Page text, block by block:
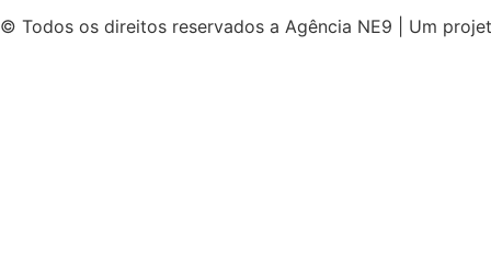
© Todos os direitos reservados a Agência NE9 | Um